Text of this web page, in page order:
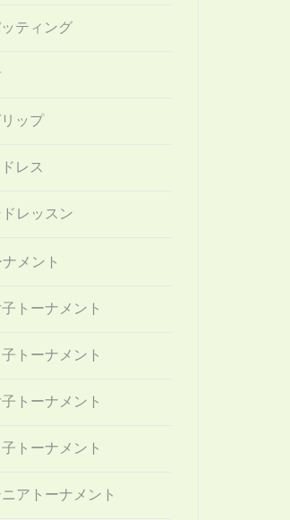
ティング
ップ
レス
レッスン
メント
トーナメント
トーナメント
トーナメント
トーナメント
アトーナメント